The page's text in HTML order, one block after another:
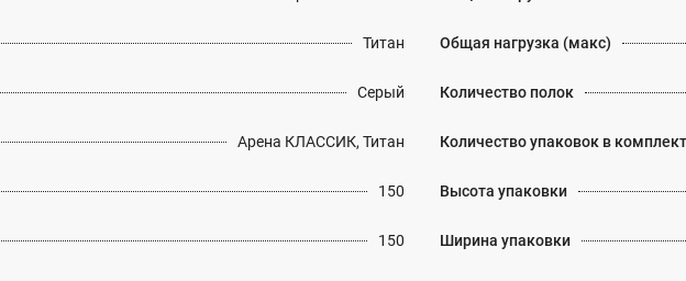
Титан
Серый
Арена КЛАССИК, Титан
150
150
Общая нагрузка (макс)
Количество полок
Количество упаковок в
Высота упаковки
Ширина упаковки